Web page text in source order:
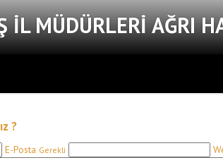
İL MÜDÜRLERI AĞRI
?
E-Posta Gerekli